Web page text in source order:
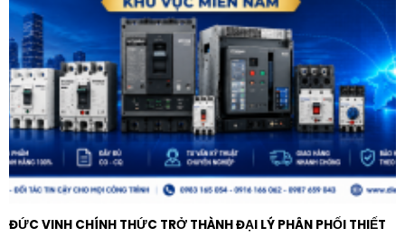
không làm ảnh hưởng đến kết cấu trần.
Showroom và cửa hàng bán lẻ:Khung lắp nổi tạo ra
một điểm nhấn kiến trúc mạnh mẽ trên trần nhà, kết
hợp với ánh sáng mạnh mẽ từ Panel 1200×600 giúp
sản phẩm trưng bày trở nên lung linh và thu hút
khách hàng hơn.
Nhà xưởng sạch và khu công nghiệp:Trong các môi
trường yêu cầu tiêu chuẩn vệ sinh cao, khung nhôm
vào bên trong đèn.
ĐỨC VINH CHÍNH THỨC TRỞ THÀNH ĐẠI LÝ PHÂN PHỐI THIẾT